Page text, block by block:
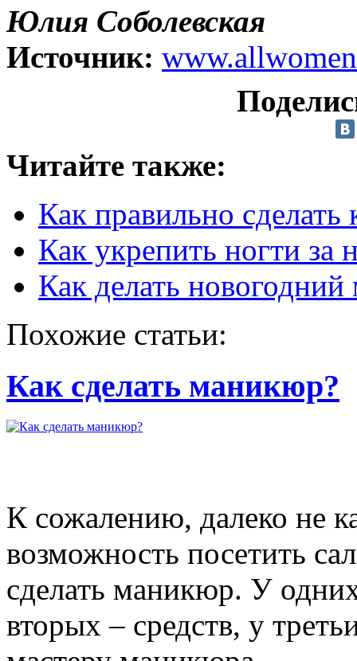
Юлия Соболевская
Источник:
Читайте также:
Как правильно
Как укрепить ногти
Как делать
Похожие статьи:
Как сделать маникюр?
К сожалению, далеко не
возможность посетить
сделать маникюр. У
вторых – средств, у